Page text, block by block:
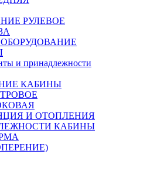
РУЛЕВОЕ
и принадлежности
КАБИНЫ
И ОТОПЛЕНИЯ
КАБИНЫ